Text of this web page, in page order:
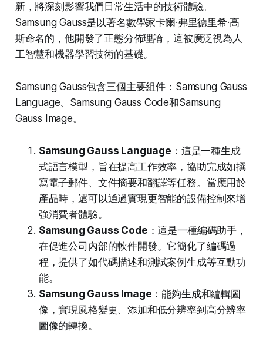
新，將深刻影響我們日常生活中的技術體驗。
Samsung Gauss是以著名數學家卡爾·弗里德里希·高
斯命名的，他開發了正態分佈理論，這被廣泛視為人
工智慧和機器學習技術的基礎。
Samsung Gauss包含三個主要組件：Samsung Gauss
Language、Samsung Gauss Code和Samsung
Gauss Image。
Samsung Gauss Language ：這是一種生成
式語言模型，旨在提高工作效率，協助完成如撰
寫電子郵件、文件摘要和翻譯等任務。當應用於
產品時，還可以通過實現更智能的設備控制來增
強消費者體驗。
Samsung Gauss Code ：這是一種編碼助手，
在促進公司內部的軟件開發。它簡化了編碼過
程，提供了如代碼描述和測試案例生成等互動功
能。
Samsung Gauss Image ：能夠生成和編輯圖
像，實現風格變更、添加和低分辨率到高分辨率
圖像的轉換。